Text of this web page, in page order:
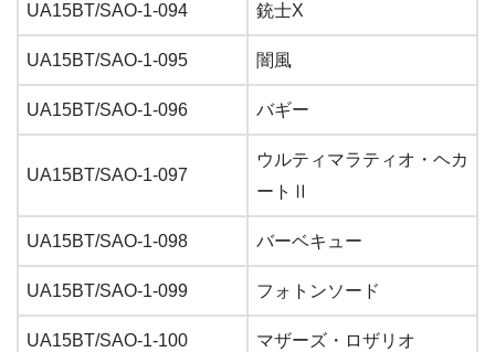
UA15BT/SAO-1-094 銃士X
UA15BT/SAO-1-095 闇風
UA15BT/SAO-1-096 バギー
UA15BT/SAO-1-097
ウルティマラティオ・ヘカ
ートⅡ
UA15BT/SAO-1-098 バーベキュー
UA15BT/SAO-1-099 フォトンソード
UA15BT/SAO-1-100 マザーズ・ロザリオ